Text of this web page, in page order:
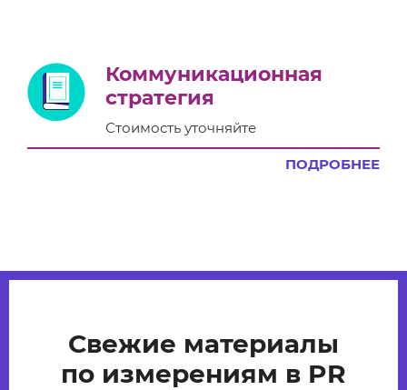
Коммуникационная
стратегия
Стоимость уточняйте
ПОДРОБНЕЕ
Свежие материалы
по измерениям в PR